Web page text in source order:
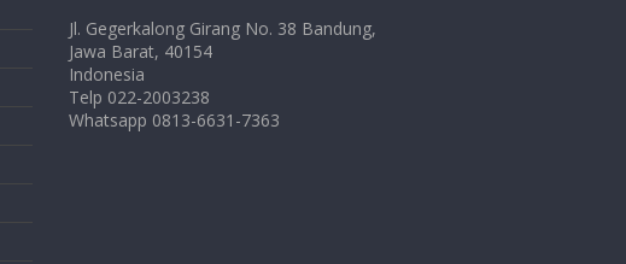
Jl. Gegerkalong Girang No. 38 Bandung,
Jawa Barat, 40154
Indonesia
Telp 022-2003238
Whatsapp 0813-6631-7363